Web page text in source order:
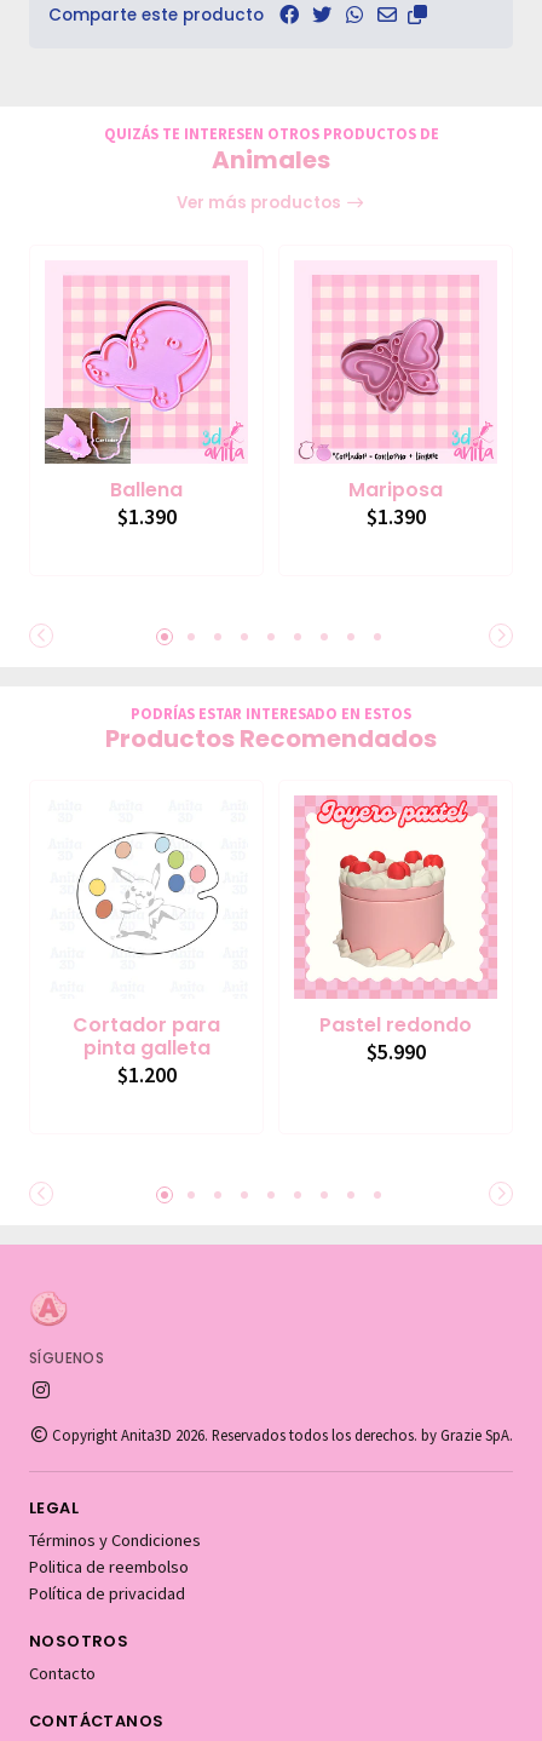
Comparte este producto
QUIZÁS TE INTERESEN OTROS PRODUCTOS DE
Animales
Ver más productos
Ballena
$1.390
Mariposa
$1.390
PODRÍAS ESTAR INTERESADO EN ESTOS
Productos Recomendados
Cortador para
pinta galleta
$1.200
Pastel redondo
$5.990
SÍGUENOS
Copyright Anita3D 2026. Reservados todos los derechos. by Grazie SpA.
LEGAL
Términos y Condiciones
Politica de reembolso
Política de privacidad
NOSOTROS
Contacto
CONTÁCTANOS